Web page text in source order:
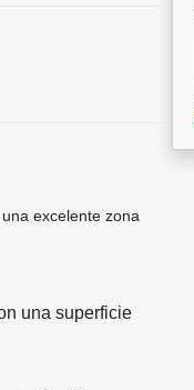
excelente zona
una superficie